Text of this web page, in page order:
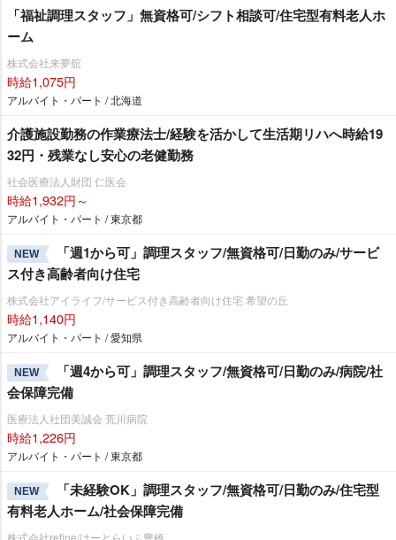
「福祉調理スタッフ」無資格可/シフト相談可/住宅型有料老人ホ
ーム
株式会社来夢舘
時給1,075円
アルバイト・パート / 北海道
介護施設勤務の作業療法士/経験を活かして生活期リハへ時給19
32円・残業なし安心の老健勤務
社会医療法人財団 仁医会
時給1,932円～
アルバイト・パート / 東京都
NEW
「週1から可」調理スタッフ/無資格可/日勤のみ/サービ
ス付き高齢者向け住宅
株式会社アイライフ/サービス付き高齢者向け住宅 希望の丘
時給1,140円
アルバイト・パート / 愛知県
NEW
「週4から可」調理スタッフ/無資格可/日勤のみ/病院/社
会保障完備
医療法人社団美誠会 荒川病院
時給1,226円
アルバイト・パート / 東京都
NEW
「未経験OK」調理スタッフ/無資格可/日勤のみ/住宅型
有料老人ホーム/社会保障完備